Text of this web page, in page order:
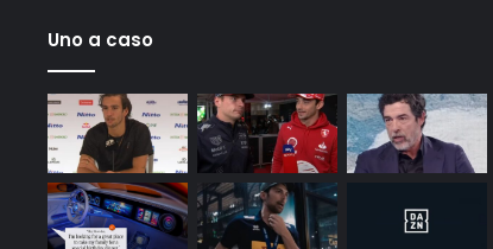
Uno a caso